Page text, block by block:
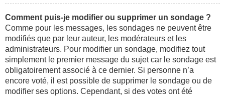
Comment puis-je modifier ou supprimer un sondage ?
Comme pour les messages, les sondages ne peuvent être
modifiés que par leur auteur, les modérateurs et les
administrateurs. Pour modifier un sondage, modifiez tout
simplement le premier message du sujet car le sondage est
obligatoirement associé à ce dernier. Si personne n’a
encore voté, il est possible de supprimer le sondage ou de
modifier ses options. Cependant, si des votes ont été